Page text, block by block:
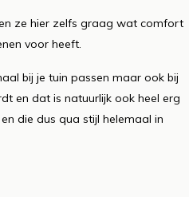
ze hier zelfs graag wat comfort
voor heeft.
bij je tuin passen maar ook bij
en dat is natuurlijk ook heel erg
die dus qua stijl helemaal in